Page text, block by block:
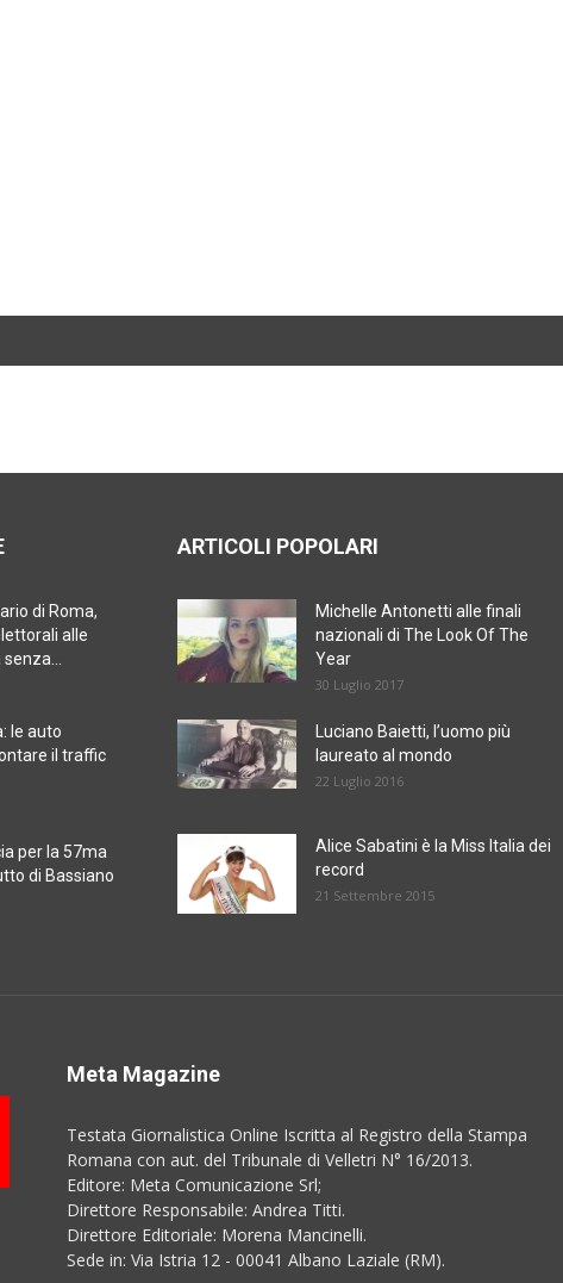
di Roma,
alle
le auto
il traffic
per la 57ma
di Bassiano
ARTICOLI POPOLARI
Michelle Antonetti alle finali
nazionali di The Look Of The
Year
30 Luglio 2017
Luciano Baietti, l’uomo più
laureato al mondo
22 Luglio 2016
Alice Sabatini è la Miss Italia dei
record
21 Settembre 2015
Meta Magazine
Testata Giornalistica Online Iscritta al Registro della Stampa
Romana con aut. del Tribunale di Velletri N° 16/2013.
Editore: Meta Comunicazione Srl;
Direttore Responsabile: Andrea Titti.
Direttore Editoriale: Morena Mancinelli.
Sede in: Via Istria 12 - 00041 Albano Laziale (RM).